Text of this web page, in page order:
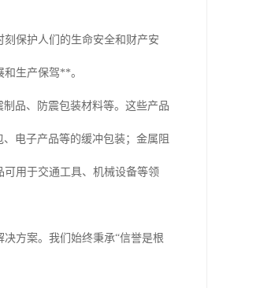
保护人们的生命安全和财产安
生产保驾**。
品、防震包装材料等。这些产品
电子产品等的缓冲包装；金属阻
用于交通工具、机械设备等领
方案。我们始终秉承“信誉是根